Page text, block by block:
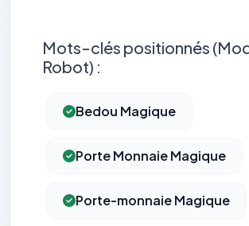
Mots-clés positionnés
Robot) :
Bedou Magique
Porte Monnaie Magique
Porte-monnaie Magique